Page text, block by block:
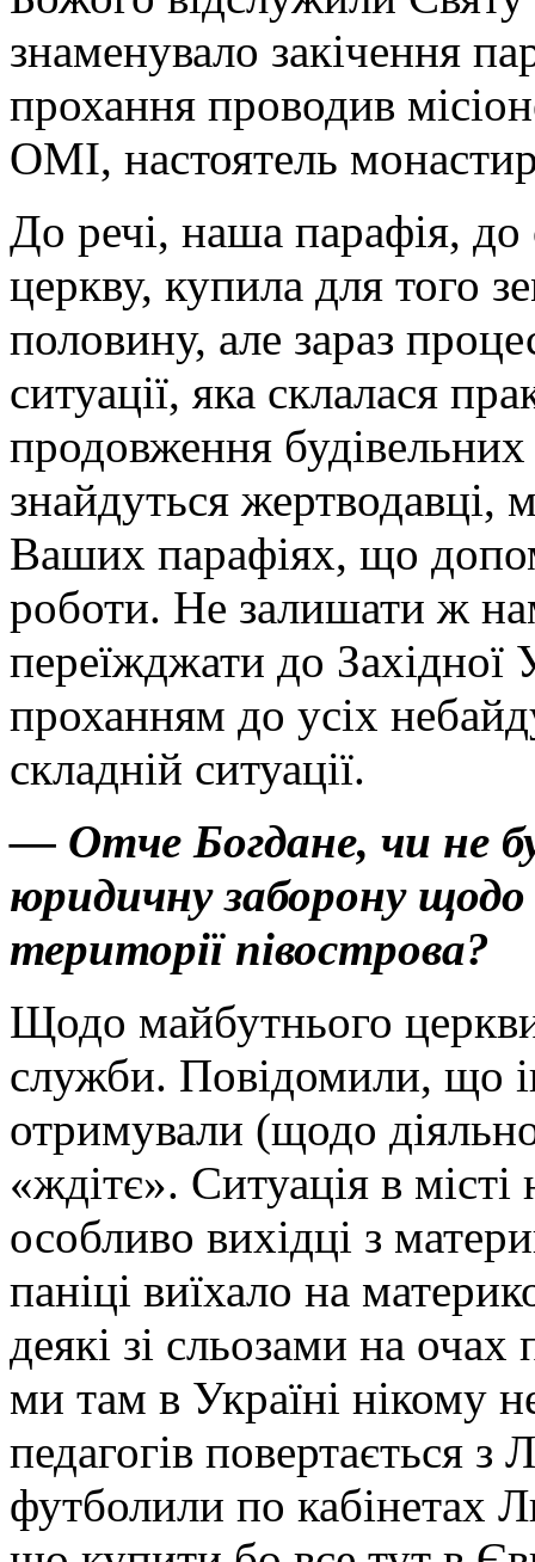
знаменувало закічення
прохання проводив
ОМІ, настоятель
До речі, наша парафія, до
церкву, купила для того
половину, але зараз
ситуації, яка склалася
продовження
знайдуться
Ваших парафіях, що
роботи. Не залишати ж
переїжджати до Західної
проханням до усіх
складній ситуації.
— Отче Богдане, чи не
юридичну заборону
території півострова?
Щодо майбутнього церкви
служби. Повідомили, що
отримували (щодо
«ждітє». Ситуація в
особливо вихідці з
паніці виїхало на
деякі зі сльозами на
ми там в Україні нікому
педагогів повертається
футболили по кабінетах